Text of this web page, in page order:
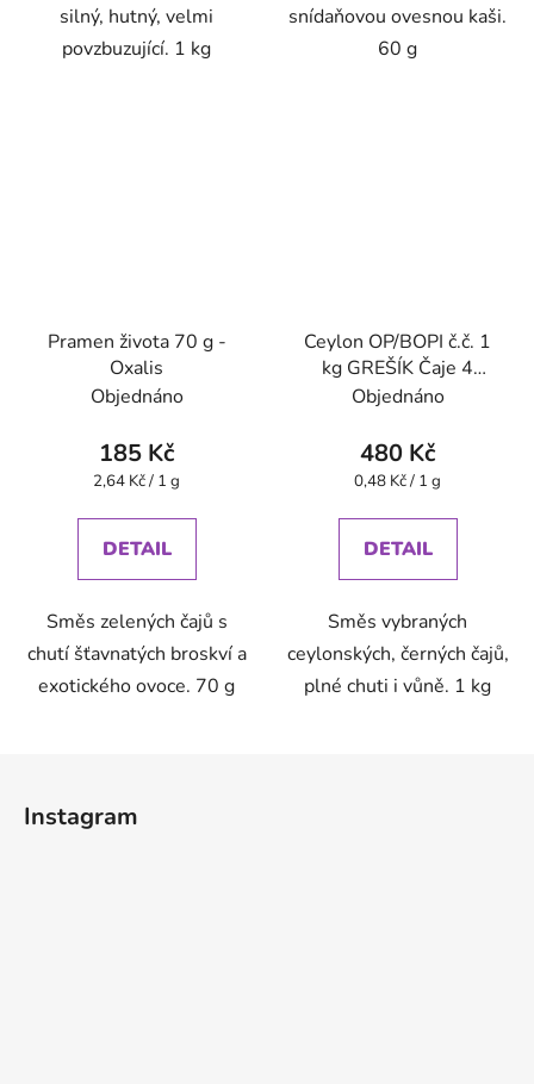
silný, hutný, velmi
povzbuzující. 1 kg
snídaňovou ovesnou kaši.
60 g
Pramen života 70 g -
Oxalis
Objednáno
185 Kč
Měrná
2,64 Kč / 1 g
DETAIL
Směs zelených čajů s
chutí šťavnatých broskví a
exotického ovoce. 70 g
Ceylon OP/BOPI č.č. 1
kg GREŠÍK Čaje 4
světadílů
Objednáno
480 Kč
Měrná
0,48 Kč / 1 g
DETAIL
Směs vybraných
ceylonských, černých čajů,
plné chuti i vůně. 1 kg
Instagram